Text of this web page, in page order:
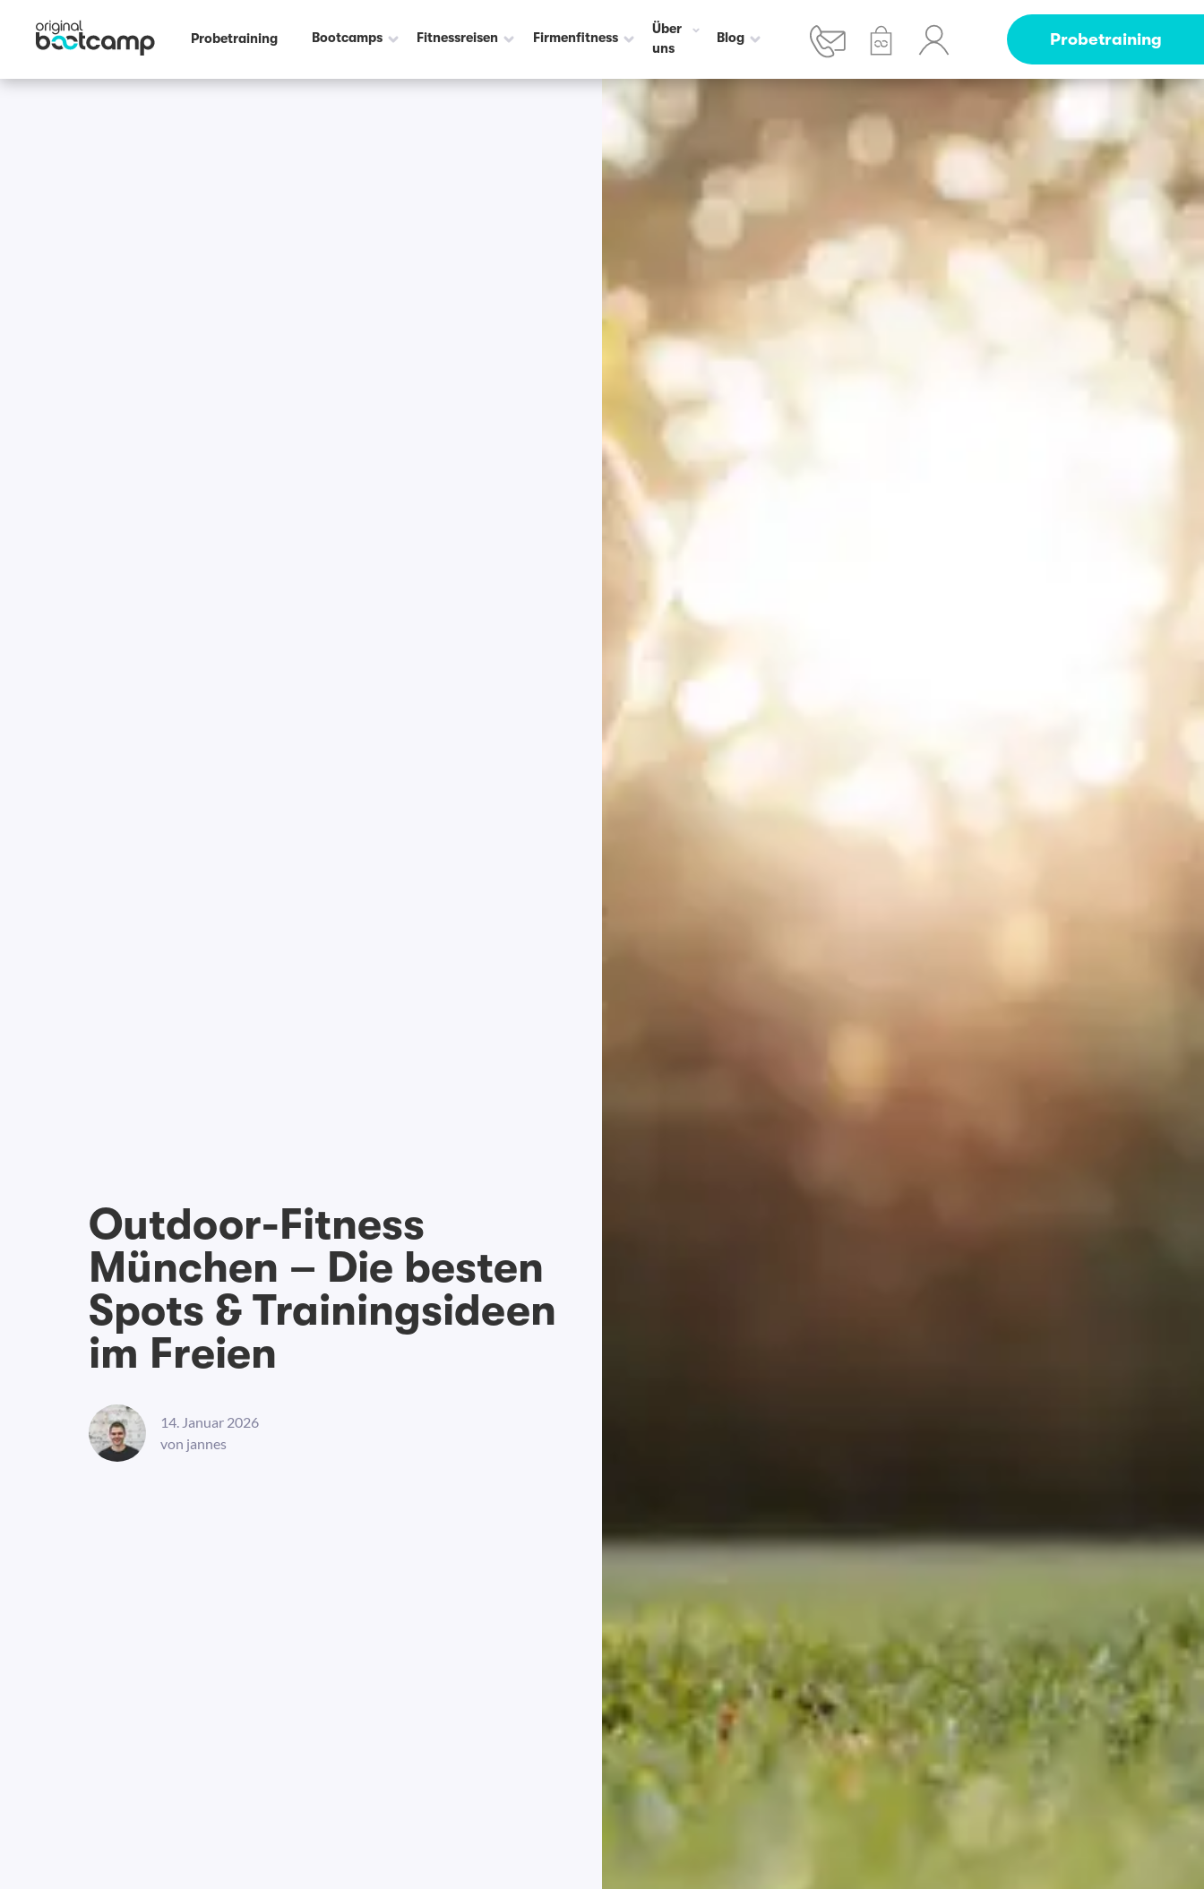
Probetraining Bootcamps Fitnessreisen Firmenfitness
Über
uns
Blog Probetraining
Outdoor-Fitness
München – Die besten
Spots & Trainingsideen
im Freien
14. Januar 2026
von jannes